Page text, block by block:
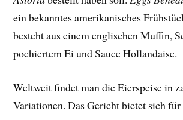
ein bekanntes amerikanisches
besteht aus einem englischen Muffin,
pochiertem Ei und Sauce Hollandaise.
Weltweit findet man die Eierspeise in
Variationen. Das Gericht bietet sich